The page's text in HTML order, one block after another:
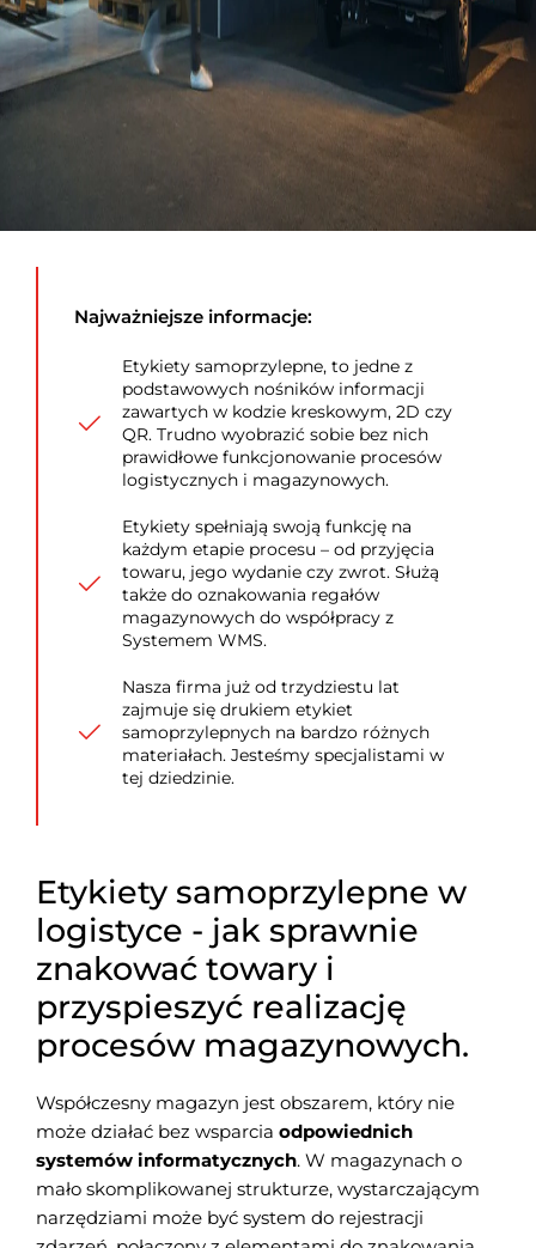
Najważniejsze informacje:
Etykiety samoprzylepne, to jedne z
podstawowych nośników informacji
zawartych w kodzie kreskowym, 2D czy
QR. Trudno wyobrazić sobie bez nich
prawidłowe funkcjonowanie procesów
logistycznych i magazynowych.
Etykiety spełniają swoją funkcję na
każdym etapie procesu – od przyjęcia
towaru, jego wydanie czy zwrot. Służą
także do oznakowania regałów
magazynowych do współpracy z
Systemem WMS.
Nasza firma już od trzydziestu lat
zajmuje się drukiem etykiet
samoprzylepnych na bardzo różnych
materiałach. Jesteśmy specjalistami w
tej dziedzinie.
Etykiety samoprzylepne w
logistyce - jak sprawnie
znakować towary i
przyspieszyć realizację
procesów magazynowych.
Współczesny magazyn jest obszarem, który nie
może działać bez wsparcia odpowiednich
systemów informatycznych. W magazynach o
mało skomplikowanej strukturze, wystarczającym
narzędziami może być system do rejestracji